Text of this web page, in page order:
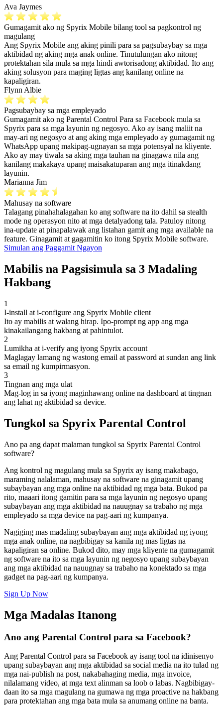
Ava Jaymes
Gumagamit ako ng Spyrix Mobile bilang tool sa pagkontrol ng
magulang
Ang Spyrix Mobile ang aking pinili para sa pagsubaybay sa mga
aktibidad ng aking mga anak online. Tinutulungan ako nitong
protektahan sila mula sa mga hindi awtorisadong aktibidad. Ito ang
aking solusyon para maging ligtas ang kanilang online na
kapaligiran.
Flynn Albie
Pagsubaybay sa mga empleyado
Gumagamit ako ng Parental Control Para sa Facebook mula sa
Spyrix para sa mga layunin ng negosyo. Ako ay isang maliit na
may-ari ng negosyo at ang aking mga empleyado ay gumagamit ng
WhatsApp upang makipag-ugnayan sa mga potensyal na kliyente.
Ako ay may tiwala sa aking mga tauhan na ginagawa nila ang
kanilang makakaya upang maisakatuparan ang mga itinakdang
layunin.
Marianna Jim
Mahusay na software
Talagang pinahahalagahan ko ang software na ito dahil sa stealth
mode ng operasyon nito at mga detalyadong tala. Patuloy nitong
ina-update at pinapalawak ang listahan gamit ang mga available na
feature. Ginagamit at gagamitin ko itong Spyrix Mobile software.
Simulan ang Paggamit Ngayon
Mabilis na Pagsisimula sa 3 Madaling
Hakbang
1
I-install at i-configure ang Spyrix Mobile client
Ito ay mabilis at walang hirap. Ipo-prompt ng app ang mga
kinakailangang hakbang at pahintulot.
2
Lumikha at i-verify ang iyong Spyrix account
Maglagay lamang ng wastong email at password at sundan ang link
sa email ng kumpirmasyon.
3
Tingnan ang mga ulat
Mag-log in sa iyong maginhawang online na dashboard at tingnan
ang lahat ng aktibidad sa device.
Tungkol sa Spyrix Parental Control
Ano pa ang dapat malaman tungkol sa Spyrix Parental Control
software?
Ang kontrol ng magulang mula sa Spyrix ay isang makabago,
maraming nalalaman, mahusay na software na ginagamit upang
subaybayan ang mga online na aktibidad ng mga bata. Bukod pa
rito, maaari itong gamitin para sa mga layunin ng negosyo upang
subaybayan ang mga aktibidad na nauugnay sa trabaho ng mga
empleyado sa mga device na pag-aari ng kumpanya.
Nagiging mas madaling subaybayan ang mga aktibidad ng iyong
mga anak online, na nagbibigay sa kanila ng mas ligtas na
kapaligiran sa online. Bukod dito, may mga kliyente na gumagamit
ng software na ito sa mga layunin ng negosyo upang subaybayan
ang mga aktibidad na nauugnay sa trabaho na konektado sa mga
gadget na pag-aari ng kumpanya.
Sign Up Now
Mga Madalas Itanong
Ano ang Parental Control para sa Facebook?
Ang Parental Control para sa Facebook ay isang tool na idinisenyo
upang subaybayan ang mga aktibidad sa social media na ito tulad ng
mga nai-publish na post, nakabahaging media, mga invoice,
nilalamang video, at mga text alinman sa loob o labas. Nagbibigay-
daan ito sa mga magulang na gumawa ng mga proactive na hakbang
para protektahan ang mga bata mula sa anumang online na banta.